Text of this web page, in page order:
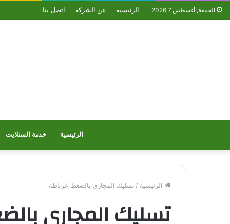
الجمعة, أغسطس 7 2026 الرئيسيه عن الشركة اتصل بنا
الرئيسية خدمة الستلايت
الرئيسية / تسليك المجاري بالضغط غرناطة
تسليك المجاري